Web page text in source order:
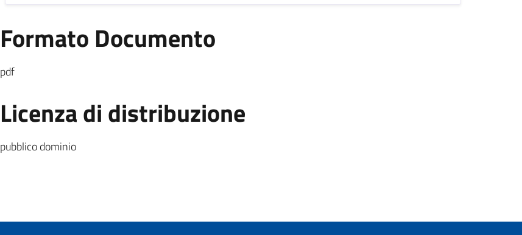
Formato Documento
pdf
Licenza di distribuzione
pubblico dominio